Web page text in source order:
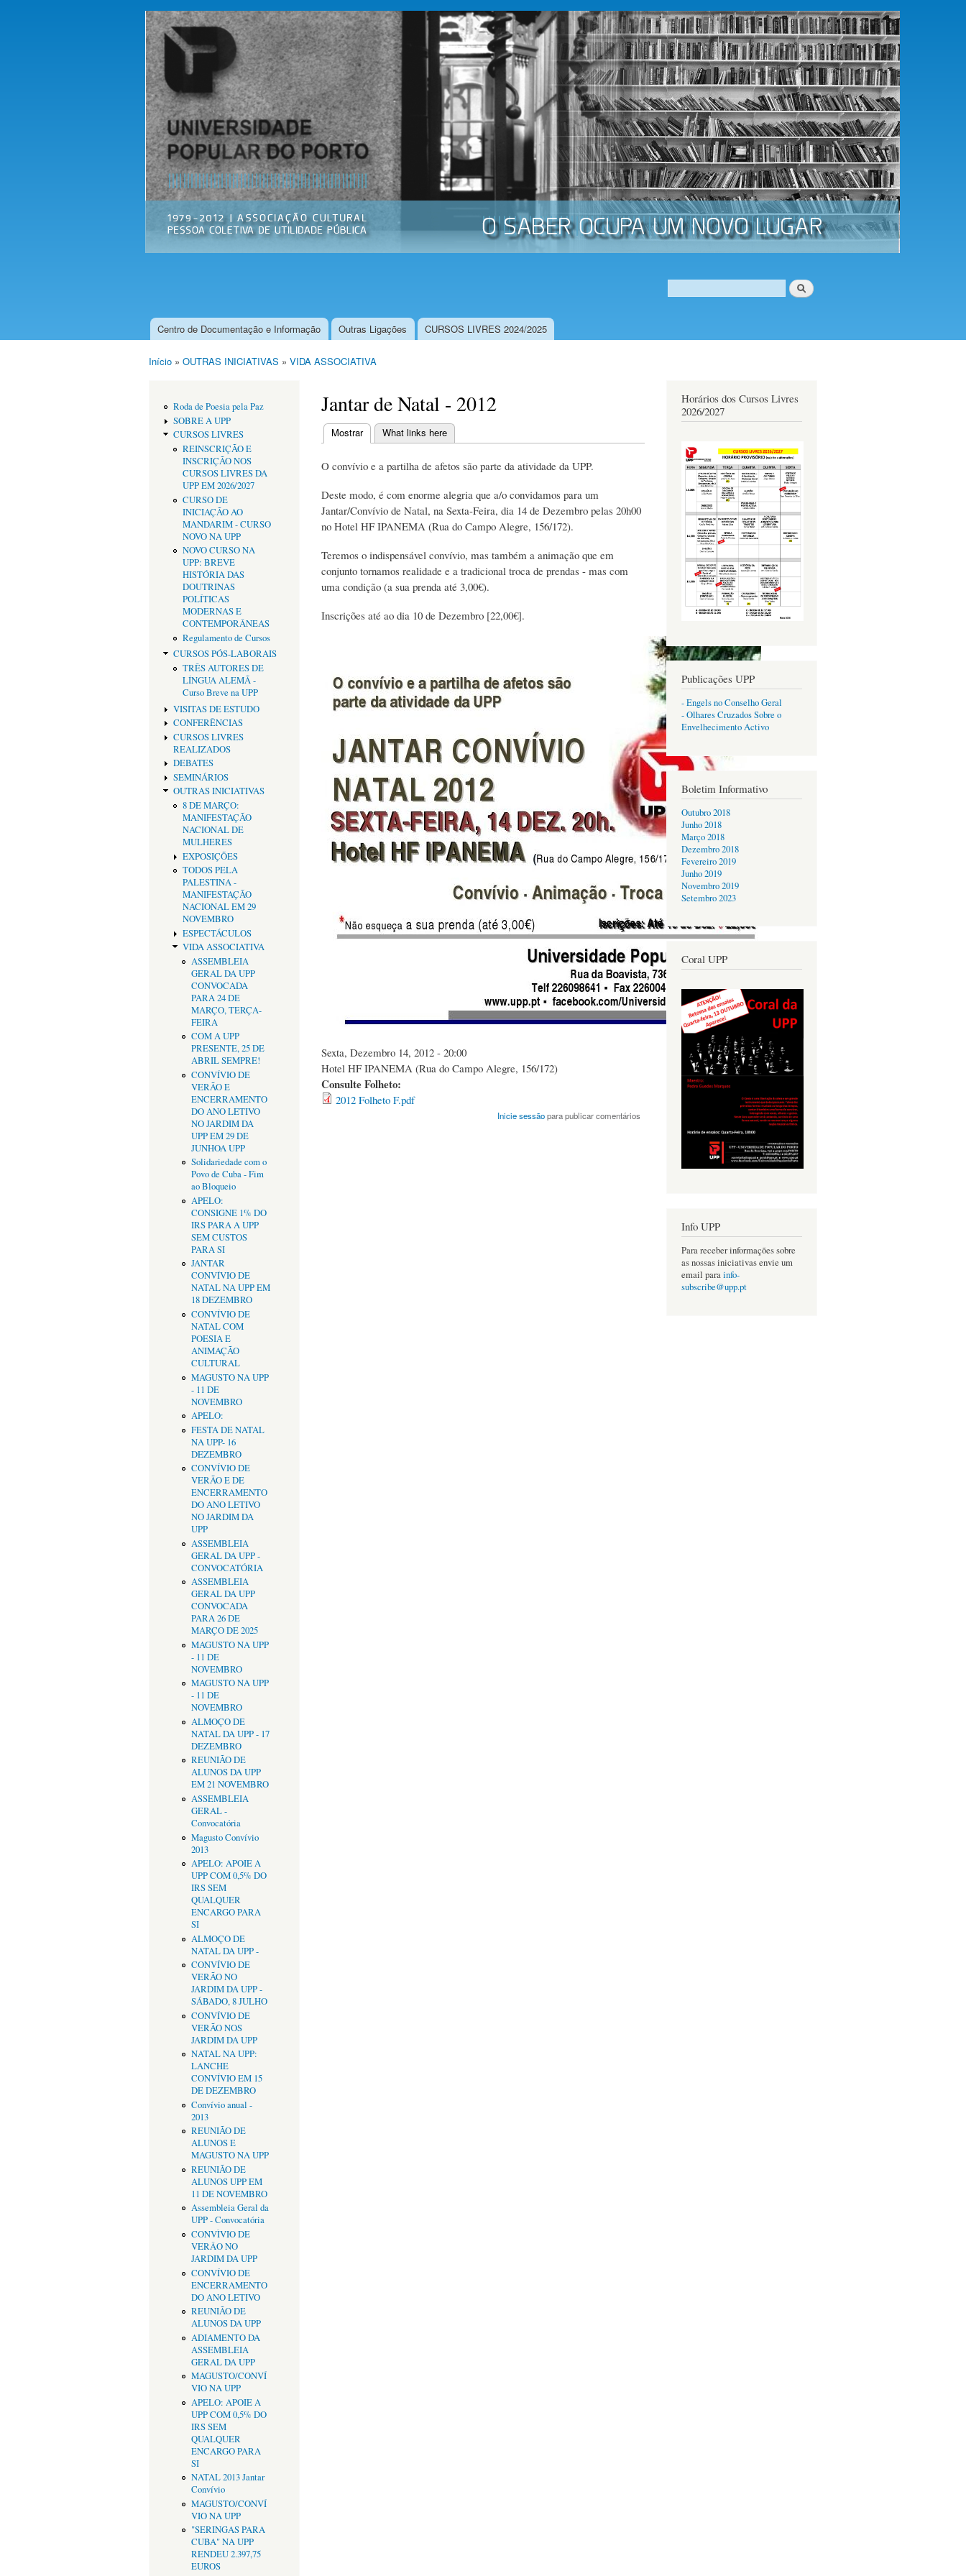
Passar
para o
conteúdo
principal
Universidade
Popular do
Porto
Associação
Cultural
Formulário de procura
Procurar
Menu principal
Centro de Documentação e Informação Outras Ligações CURSOS LIVRES 2024/2025
Início » OUTRAS INICIATIVAS » VIDA ASSOCIATIVA
Roda de Poesia pela Paz
SOBRE A UPP
CURSOS LIVRES
REINSCRIÇÃO E
INSCRIÇÃO NOS
CURSOS LIVRES DA
UPP EM 2026/2027
CURSO DE
INICIAÇÃO AO
MANDARIM - CURSO
NOVO NA UPP
NOVO CURSO NA
UPP: BREVE
HISTÓRIA DAS
DOUTRINAS
POLÍTICAS
MODERNAS E
CONTEMPORÂNEAS
Regulamento de Cursos
CURSOS PÓS-LABORAIS
TRÊS AUTORES DE
LÍNGUA ALEMÃ -
Curso Breve na UPP
VISITAS DE ESTUDO
CONFERÊNCIAS
CURSOS LIVRES
REALIZADOS
DEBATES
SEMINÁRIOS
OUTRAS INICIATIVAS
8 DE MARÇO:
MANIFESTAÇÃO
NACIONAL DE
MULHERES
EXPOSIÇÕES
TODOS PELA
PALESTINA -
MANIFESTAÇÃO
NACIONAL EM 29
NOVEMBRO
ESPECTÁCULOS
VIDA ASSOCIATIVA
ASSEMBLEIA
GERAL DA UPP
CONVOCADA
PARA 24 DE
MARÇO, TERÇA-
FEIRA
COM A UPP
PRESENTE, 25 DE
ABRIL SEMPRE!
CONVÍVIO DE
VERÃO E
ENCERRAMENTO
DO ANO LETIVO
NO JARDIM DA
UPP EM 29 DE
JUNHOA UPP
Solidariedade com o
Povo de Cuba - Fim
ao Bloqueio
APELO:
CONSIGNE 1% DO
IRS PARA A UPP
SEM CUSTOS
PARA SI
JANTAR
CONVÍVIO DE
NATAL NA UPP EM
18 DEZEMBRO
CONVÍVIO DE
NATAL COM
POESIA E
ANIMAÇÃO
CULTURAL
MAGUSTO NA UPP
- 11 DE
NOVEMBRO
APELO:
FESTA DE NATAL
NA UPP- 16
DEZEMBRO
CONVÍVIO DE
VERÃO E DE
ENCERRAMENTO
DO ANO LETIVO
NO JARDIM DA
UPP
ASSEMBLEIA
GERAL DA UPP -
CONVOCATÓRIA
ASSEMBLEIA
GERAL DA UPP
CONVOCADA
PARA 26 DE
MARÇO DE 2025
MAGUSTO NA UPP
- 11 DE
NOVEMBRO
MAGUSTO NA UPP
- 11 DE
NOVEMBRO
ALMOÇO DE
NATAL DA UPP - 17
DEZEMBRO
REUNIÃO DE
ALUNOS DA UPP
EM 21 NOVEMBRO
ASSEMBLEIA
GERAL -
Convocatória
Magusto Convívio
2013
APELO: APOIE A
UPP COM 0,5% DO
IRS SEM
QUALQUER
ENCARGO PARA
SI
ALMOÇO DE
NATAL DA UPP -
CONVÍVIO DE
VERÃO NO
JARDIM DA UPP -
SÁBADO, 8 JULHO
CONVÍVIO DE
VERÃO NOS
JARDIM DA UPP
NATAL NA UPP:
LANCHE
CONVÍVIO EM 15
DE DEZEMBRO
Convívio anual -
2013
REUNIÃO DE
ALUNOS E
MAGUSTO NA UPP
REUNIÃO DE
ALUNOS UPP EM
11 DE NOVEMBRO
Assembleia Geral da
UPP - Convocatória
CONVÌVIO DE
VERÂO NO
JARDIM DA UPP
CONVÍVIO DE
ENCERRAMENTO
DO ANO LETIVO
REUNIÃO DE
ALUNOS DA UPP
ADIAMENTO DA
ASSEMBLEIA
GERAL DA UPP
MAGUSTO/CONVÍ
VIO NA UPP
APELO: APOIE A
UPP COM 0,5% DO
IRS SEM
QUALQUER
ENCARGO PARA
SI
NATAL 2013 Jantar
Convívio
MAGUSTO/CONVÍ
VIO NA UPP
"SERINGAS PARA
CUBA" NA UPP
RENDEU 2.397,75
EUROS
Jantar de Natal - 2012
Separadores primários
Mostrar(separador ativo)
What links here
O convívio e a partilha de afetos são parte da atividade da UPP.
Deste modo, é com enorme alegria que a/o convidamos para um
Jantar/Convívio de Natal, na Sexta-Feira, dia 14 de Dezembro pelas 20h00
no Hotel HF IPANEMA (Rua do Campo Alegre, 156/172).
Teremos o indispensável convívio, mas também a animação que em
conjunto tornamos realidade e a tradicional troca de prendas - mas com
uma condição (a sua prenda até 3,00€).
Inscrições até ao dia 10 de Dezembro [22,00€].
Sexta, Dezembro 14, 2012 - 20:00
Hotel HF IPANEMA (Rua do Campo Alegre, 156/172)
Consulte Folheto:
2012 Folheto F.pdf
Inicie sessãopara publicar comentários
Horários dos Cursos Livres
2026/2027
Publicações UPP
- Engels no Conselho Geral
- Olhares Cruzados Sobre o
Envelhecimento Activo
Boletim Informativo
Outubro 2018
Junho 2018
Março 2018
Dezembro 2018
Fevereiro 2019
Junho 2019
Novembro 2019
Setembro 2023
Coral UPP
Info UPP
Para receber informações sobre
as nossas iniciativas envie um
email parainfo-
subscribe@upp.pt